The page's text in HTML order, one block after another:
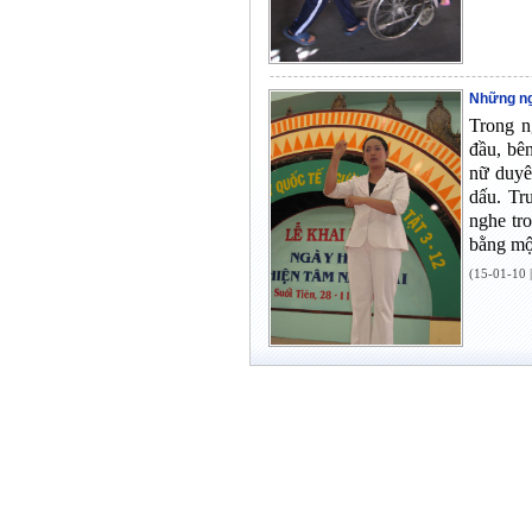
Những
Trong
đầu,
nữ
dấu.
nghe
bằng
(15-01-10